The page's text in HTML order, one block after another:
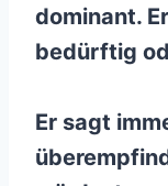
dominant.
bedürftig
Er sagt